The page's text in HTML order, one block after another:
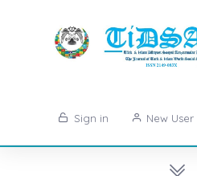
Sign in New User